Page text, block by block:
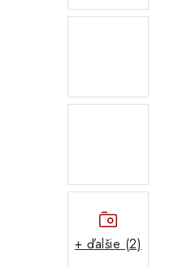
+ ďalšie (2)